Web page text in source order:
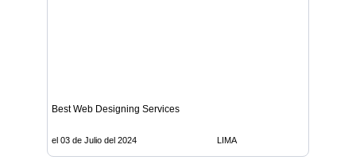
Best Web Designing Services
el 03 de Julio del 2024 LIMA